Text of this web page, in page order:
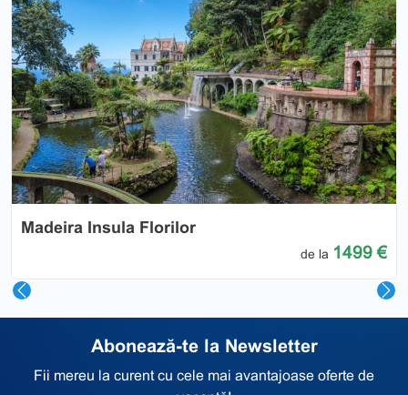
Madeira Insula Florilor
de la 1499 €
Previous
Abonează-te la Newsletter
Fii mereu la curent cu cele mai avantajoase oferte de